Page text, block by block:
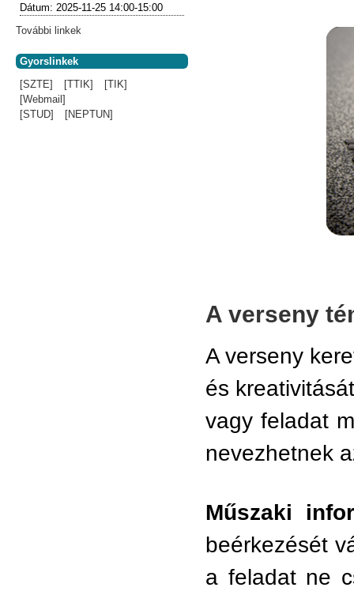
A verseny
A verseny
és
vagy feladat
nevezhetnek
Műszaki
beérkezését
a feladat ne
Dátum:2025-11-25 14:00-15:00
További linkek
Gyorslinkek
[SZTE]
[TTIK]
[TIK]
[Webmail]
[STUD]
[NEPTUN]